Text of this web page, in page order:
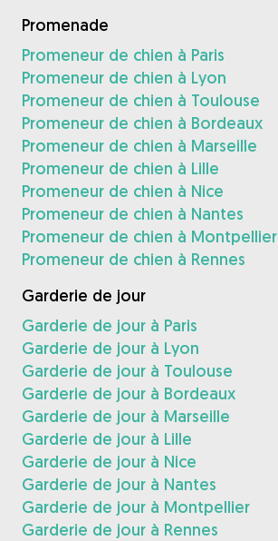
Promenade
Promeneur de chien à Paris
Promeneur de chien à Lyon
Promeneur de chien à Toulouse
Promeneur de chien à Bordeaux
Promeneur de chien à Marseille
Promeneur de chien à Lille
Promeneur de chien à Nice
Promeneur de chien à Nantes
Promeneur de chien à Montpellier
Promeneur de chien à Rennes
Garderie de jour
Garderie de jour à Paris
Garderie de jour à Lyon
Garderie de jour à Toulouse
Garderie de jour à Bordeaux
Garderie de jour à Marseille
Garderie de jour à Lille
Garderie de jour à Nice
Garderie de jour à Nantes
Garderie de jour à Montpellier
Garderie de jour à Rennes